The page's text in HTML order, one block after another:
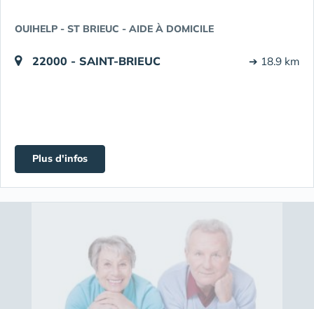
OUIHELP - ST BRIEUC - AIDE À DOMICILE
22000 - SAINT-BRIEUC ➔ 18.9 km
Plus d'infos